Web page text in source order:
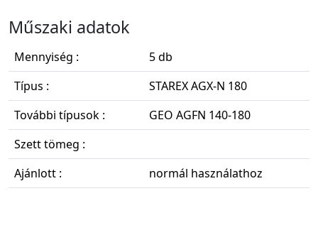
Műszaki adatok
Mennyiség :
5 db
Típus :
STAREX AGX-N 180
További típusok :
GEO AGFN 140-180
Szett tömeg :
Ajánlott :
normál használathoz